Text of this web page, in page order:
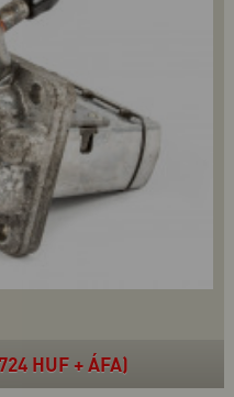
HUF + ÁFA)